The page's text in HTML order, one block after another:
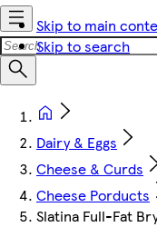
Skip to main
Skip to search
Dairy & Eggs
Cheese & Curds
Cheese Porducts
Slatina Full-Fat